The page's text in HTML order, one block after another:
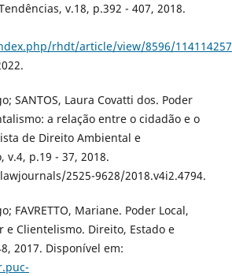
v.18, p.392 - 407, 2018.
rhdt/article/view/8596/114114257
SANTOS, Laura Covatti dos. Poder
a relação entre o cidadão e o
de Direito Ambiental e
v.4, p.19 - 37, 2018.
2525-9628/2018.v4i2.4794.
FAVRETTO, Mariane. Poder Local,
e Clientelismo. Direito, Estado e
2017. Disponível em: